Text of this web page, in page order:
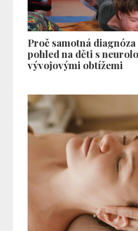
Proč samotná
pohled na děti s
vývojovými obtížemi